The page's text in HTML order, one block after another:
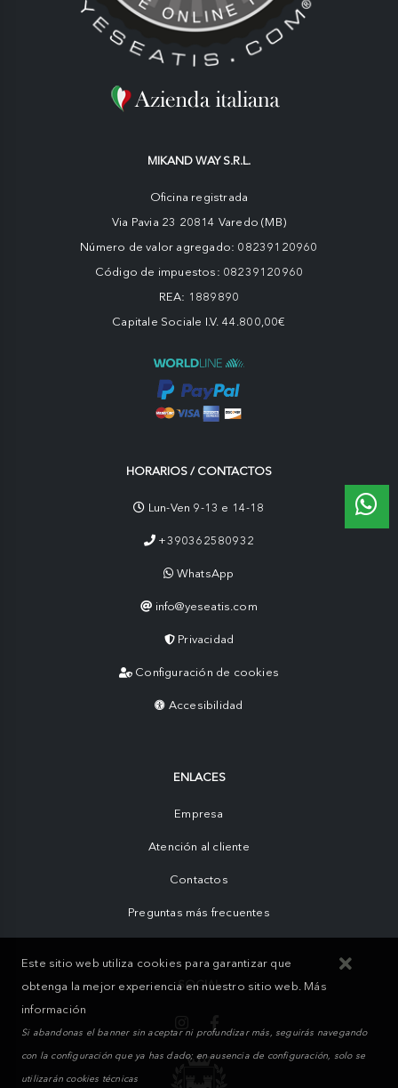
MIKAND WAY S.R.L.
Oficina registrada
Via Pavia 23 20814 Varedo (MB)
Número de valor agregado: 08239120960
Código de impuestos: 08239120960
REA: 1889890
Capitale Sociale I.V. 44.800,00€
HORARIOS / CONTACTOS
Lun-Ven 9-13 e 14-18
+390362580932
WhatsApp
info@yeseatis.com
Privacidad
Configuración de cookies
Accesibilidad
ENLACES
Empresa
Atención al cliente
Contactos
Preguntas más frecuentes
SOCIAL
Este sitio web utiliza cookies para garantizar que
obtenga la mejor experiencia en nuestro sitio web. Más
información
Si abandonas el banner sin aceptar ni profundizar más, seguirás navegando
con la configuración que ya has dado; en ausencia de configuración, solo se
utilizarán cookies técnicas